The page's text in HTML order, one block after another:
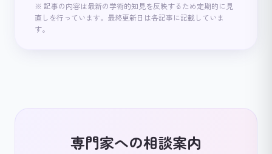
※ 記事の内容は最新の学術的知見を反映するため定期的に見
直しを行っています。最終更新日は各記事に記載していま
す。
専門家への相談案内